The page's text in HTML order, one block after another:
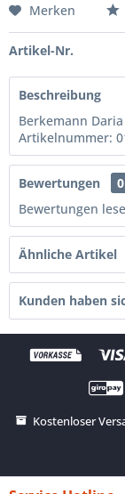
Merken
Artikel-Nr.
Beschreibung
Berkemann
Artikelnummer:
Bewertungen
0
Bewertungen
Ähnliche Artikel
Kunden haben
Kostenloser